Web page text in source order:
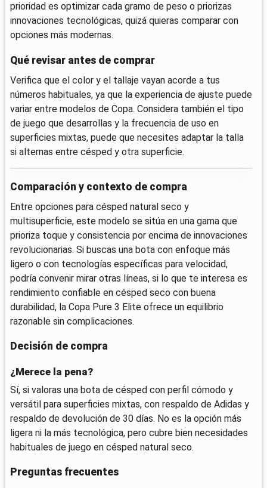
prioridad es optimizar cada gramo de peso o priorizas
innovaciones tecnológicas, quizá quieras comparar con
opciones más modernas.
Qué revisar antes de comprar
Verifica que el color y el tallaje vayan acorde a tus
números habituales, ya que la experiencia de ajuste puede
variar entre modelos de Copa. Considera también el tipo
de juego que desarrollas y la frecuencia de uso en
superficies mixtas, puede que necesites adaptar la talla
si alternas entre césped y otra superficie.
Comparación y contexto de compra
Entre opciones para césped natural seco y
multisuperficie, este modelo se sitúa en una gama que
prioriza toque y consistencia por encima de innovaciones
revolucionarias. Si buscas una bota con enfoque más
ligero o con tecnologías específicas para velocidad,
podría convenir mirar otras líneas, si lo que te interesa es
rendimiento confiable en césped seco con buena
durabilidad, la Copa Pure 3 Elite ofrece un equilibrio
razonable sin complicaciones.
Decisión de compra
¿Merece la pena?
Sí, si valoras una bota de césped con perfil cómodo y
versátil para superficies mixtas, con respaldo de Adidas y
respaldo de devolución de 30 días. No es la opción más
ligera ni la más tecnológica, pero cubre bien necesidades
habituales de juego en césped natural seco.
Preguntas frecuentes